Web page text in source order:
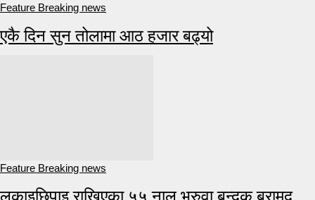
Feature Breaking news
एकै दिन सुन तोलामा आठ हजार बढ्यो
Feature Breaking news
लुकाइछिपाइ राखिएका ५५ नाल भरुवा बन्दुक बरामद